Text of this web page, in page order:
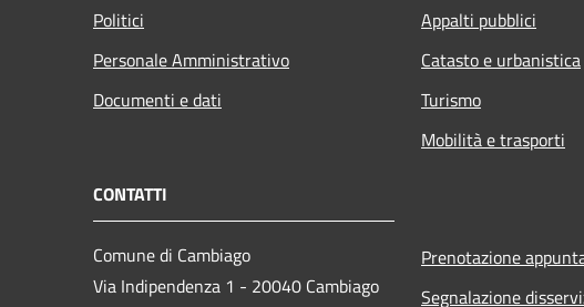
Politici
Personale Amministrativo
Documenti e dati
Appalti pubblici
Catasto e urbanistica
Turismo
Mobilità e trasporti
CONTATTI
Comune di Cambiago
Via Indipendenza 1 - 20040 Cambiago
Prenotazione
Segnalazione